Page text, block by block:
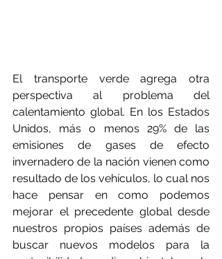
El transporte verde agrega otra
perspectiva al problema del
calentamiento global. En los Estados
Unidos, más o menos 29% de las
emisiones de gases de efecto
invernadero de la nación vienen como
resultado de los vehículos, lo cual nos
hace pensar en como podemos
mejorar el precedente global desde
nuestros propios países además de
buscar nuevos modelos para la